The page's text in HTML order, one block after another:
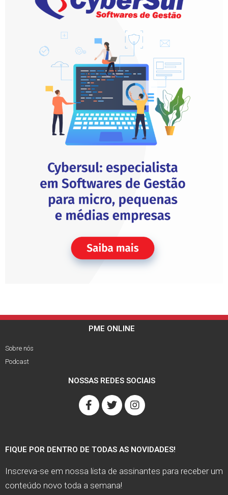
PME ONLINE
Sobre nós
Podcast
NOSSAS REDES SOCIAIS
FIQUE POR DENTRO DE TODAS AS NOVIDADES!
Inscreva-se em nossa lista de assinantes para receber um
conteúdo novo toda a semana!